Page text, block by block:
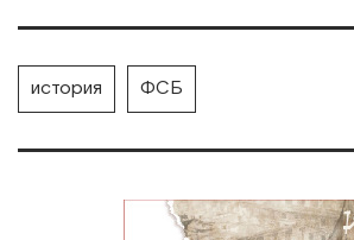
история ФСБ